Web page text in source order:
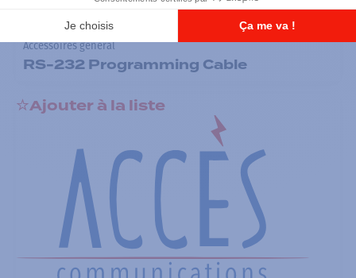
Accessoires général
RS-232 Programming Cable
Ajouter à la liste